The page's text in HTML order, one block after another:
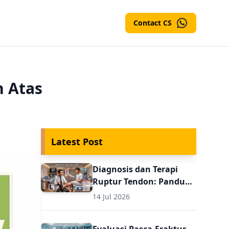
Contact CS
Atas
Latest Post
Diagnosis dan Terapi
Ruptur Tendon: Panduan
Evaluasi Pasca
14 Jul 2026